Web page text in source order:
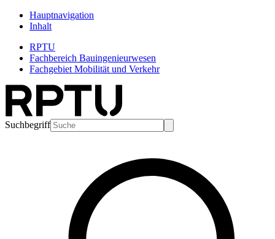
Hauptnavigation
Inhalt
RPTU
Fachbereich Bauingenieurwesen
Fachgebiet Mobilität und Verkehr
Suchbegriff